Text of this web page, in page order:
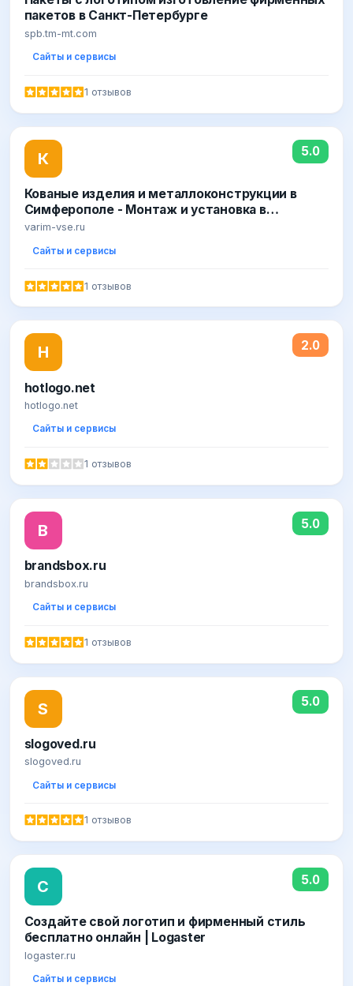
пакетов в Санкт-Петербурге
spb.tm-mt.com
Сайты и сервисы
1 отзывов
К 5.0
Кованые изделия и металлоконструкции в
Симферополе - Монтаж и установка в
Симферополе под ключ
varim-vse.ru
Сайты и сервисы
1 отзывов
H 2.0
hotlogo.net
hotlogo.net
Сайты и сервисы
1 отзывов
B 5.0
brandsbox.ru
brandsbox.ru
Сайты и сервисы
1 отзывов
S 5.0
slogoved.ru
slogoved.ru
Сайты и сервисы
1 отзывов
С 5.0
Создайте свой логотип и фирменный стиль
бесплатно онлайн | Logaster
logaster.ru
Сайты и сервисы